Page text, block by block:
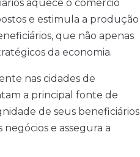
aquece o comércio
e estimula a produção
que não apenas
da economia.
nas cidades de
a principal fonte de
de seus beneficiários
e assegura a